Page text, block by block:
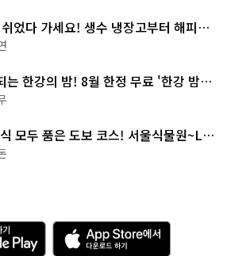
었다 가세요! 생수 냉장고부터 해피소
는 한강의 밤! 8월 한정 무료 '한강 밤
모두 품은 도보 코스! 서울식물원~LG
테라스거리
A
p